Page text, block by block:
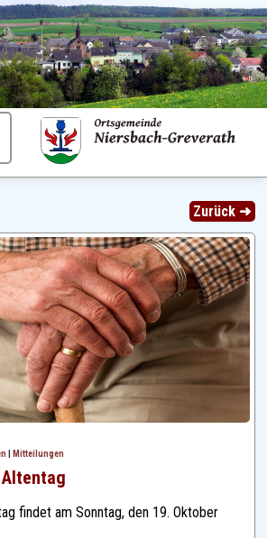
Zurück ➜
Mitteilungen
findet am Sonntag, den 19. Oktober